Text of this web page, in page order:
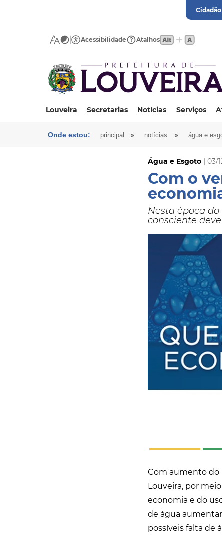
Cidadão
Acessibilidade Atalhos
Louveira Secretarias Notícias Serviços
Onde estou: principal » notícias » água e
Água e Esgoto | 03/
Com o
Nesta época
consciente
Com aumento do
Louveira, por
economia e do
de água
possíveis falta de